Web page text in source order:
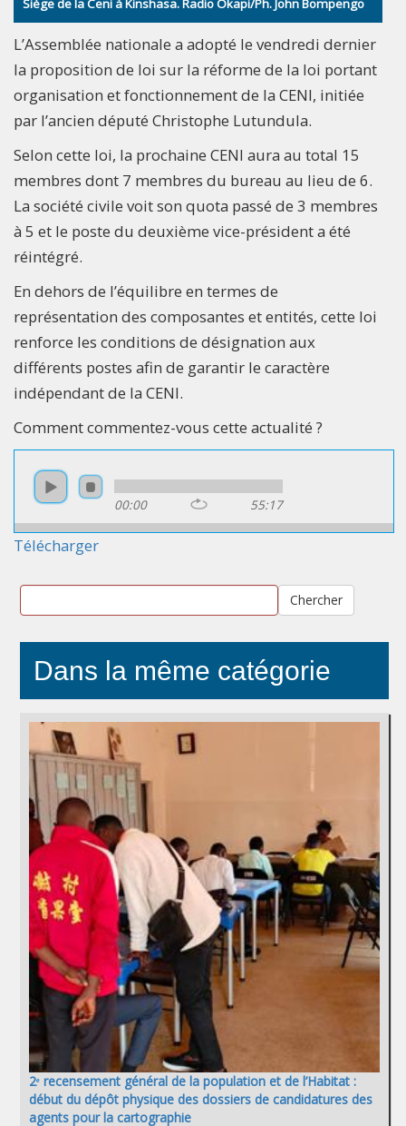
L’Assemblée nationale a adopté le vendredi dernier
la proposition de loi sur la réforme de la loi portant
organisation et fonctionnement de la CENI, initiée
par l’ancien député Christophe Lutundula.
Selon cette loi, la prochaine CENI aura au total 15
membres dont 7 membres du bureau au lieu de 6.
La société civile voit son quota passé de 3 membres
à 5 et le poste du deuxième vice-président a été
réintégré.
En dehors de l’équilibre en termes de
représentation des composantes et entités, cette loi
renforce les conditions de désignation aux
différents postes afin de garantir le caractère
indépendant de la CENI.
Comment commentez-vous cette actualité ?
00:00 55:17
Télécharger
Chercher
Dans la même catégorie
2ᵉ recensement général de la population et de l’Habitat :
début du dépôt physique des dossiers de candidatures des
agents pour la cartographie